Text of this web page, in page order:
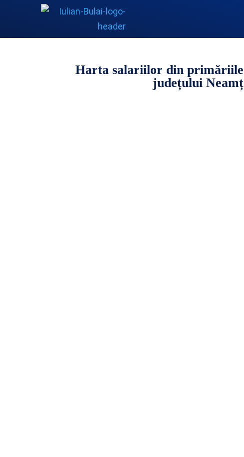
Harta salariilor din primăriile
județului Neamț